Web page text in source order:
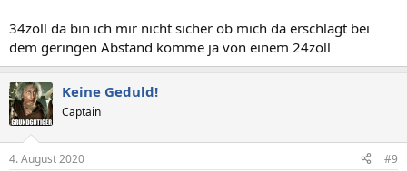
34zoll da bin ich mir nicht sicher ob mich da erschlägt bei
dem geringen Abstand komme ja von einem 24zoll
Keine Geduld!
Captain
4. August 2020 #9